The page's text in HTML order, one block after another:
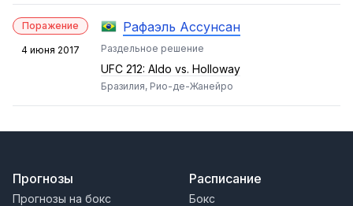
Поражение
4 июня 2017
Рафаэль Ассунсан
Раздельное решение
UFC 212: Aldo vs. Holloway
Бразилия, Рио-де-Жанейро
Прогнозы
Прогнозы на бокс
Расписание
Бокс